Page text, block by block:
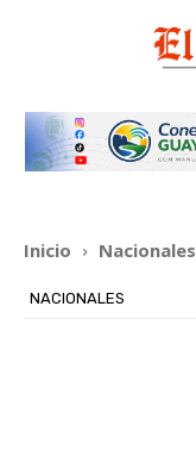
Inicio Nacionales
NACIONALES